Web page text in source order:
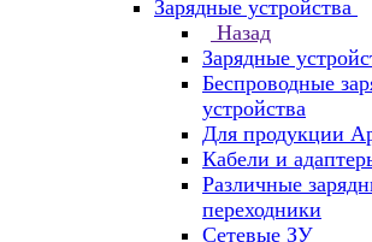
Зарядные устройства
Назад
Зарядные
Беспроводные
устройства
Для продукции
Кабели и
Различные
переходники
Сетевые ЗУ